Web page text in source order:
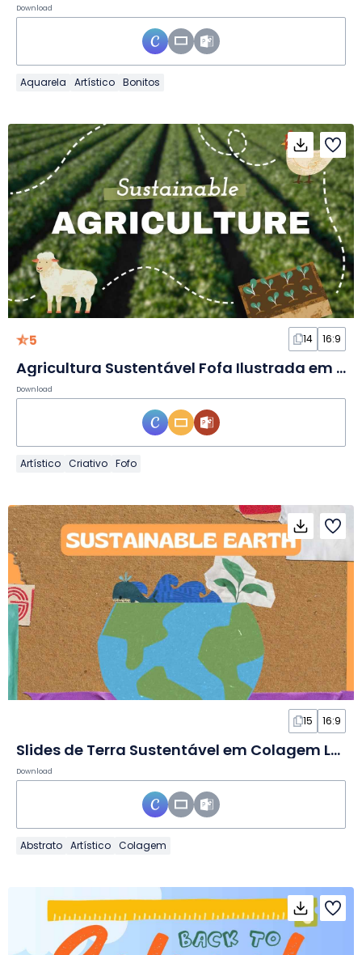
Download
Aquarela Artístico Bonitos
5 14 16:9
Agricultura Sustentável Fofa Ilustrada em Slides
Download
Artístico Criativo Fofo
15 16:9
Slides de Terra Sustentável em Colagem Laranja
Download
Abstrato Artístico Colagem